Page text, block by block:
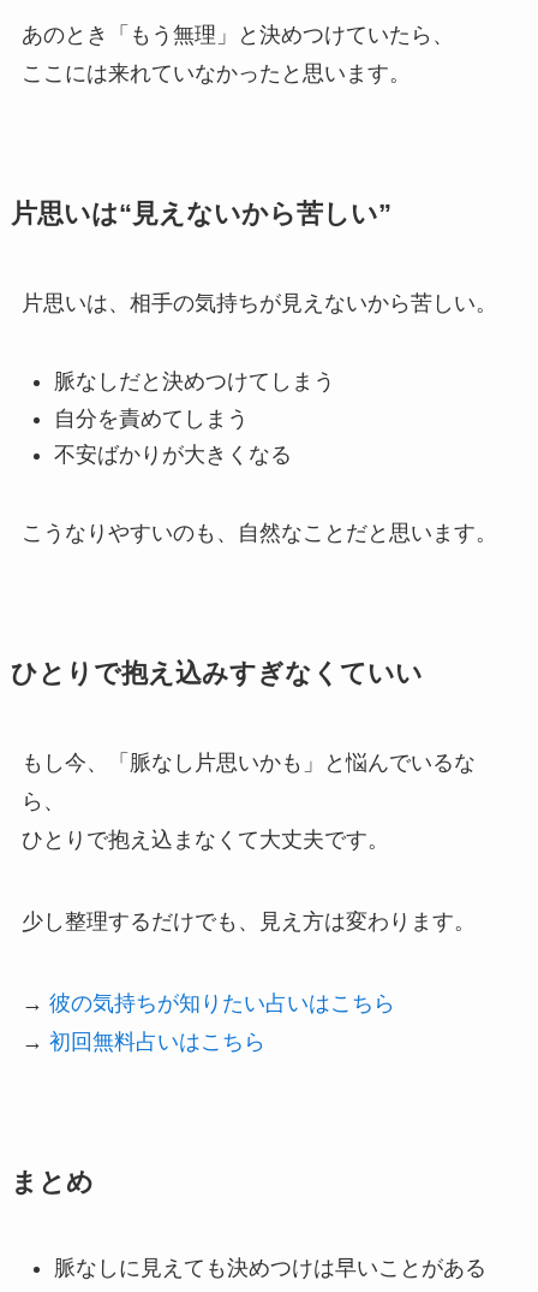
あのとき「もう無理」と決めつけていたら、
ここには来れていなかったと思います。
片思いは“見えないから苦しい”
片思いは、相手の気持ちが見えないから苦しい。
脈なしだと決めつけてしまう
自分を責めてしまう
不安ばかりが大きくなる
こうなりやすいのも、自然なことだと思います。
ひとりで抱え込みすぎなくていい
もし今、「脈なし片思いかも」と悩んでいるな
ら、
ひとりで抱え込まなくて大丈夫です。
少し整理するだけでも、見え方は変わります。
→ 彼の気持ちが知りたい占いはこちら
→ 初回無料占いはこちら
まとめ
脈なしに見えても決めつけは早いことがある